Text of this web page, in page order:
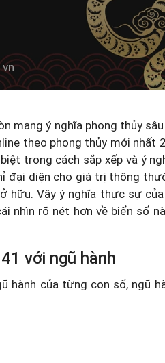
mang ý nghĩa phong thủy
theo phong thủy mới nhất
trong cách sắp xếp và ý
đại diện cho giá trị thông
hữu. Vậy ý nghĩa thực sự của
nhìn rõ nét hơn về biển số
với ngũ hành
hành của từng con số, ngũ